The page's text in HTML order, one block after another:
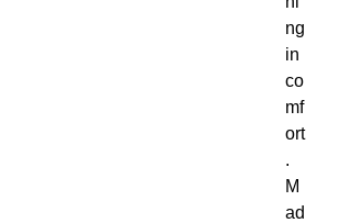
ng
in
co
mf
ort
.
M
ad